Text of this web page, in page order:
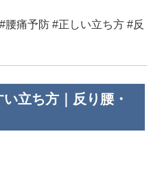
痛予防 #正しい立ち方 #反
立ち方｜反り腰・